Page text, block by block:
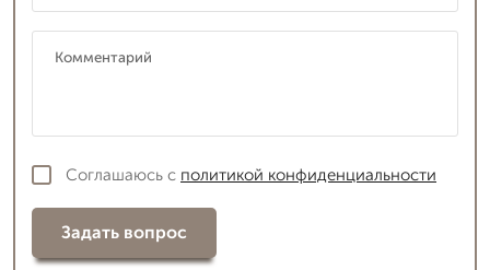
Соглашаюсь с политикой конфиденциальности
Задать вопрос